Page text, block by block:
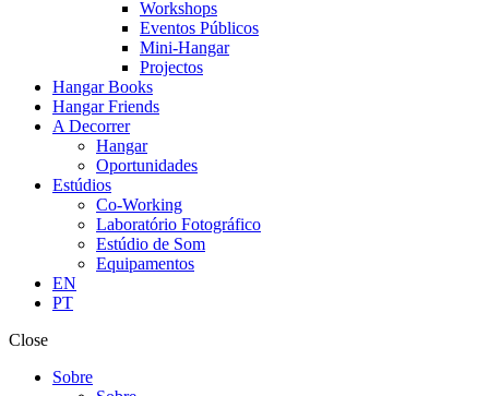
Workshops
Eventos Públicos
Mini-Hangar
Projectos
Hangar Books
Hangar Friends
A Decorrer
Hangar
Oportunidades
Estúdios
Co-Working
Laboratório Fotográfico
Estúdio de Som
Equipamentos
EN
PT
Close
Sobre